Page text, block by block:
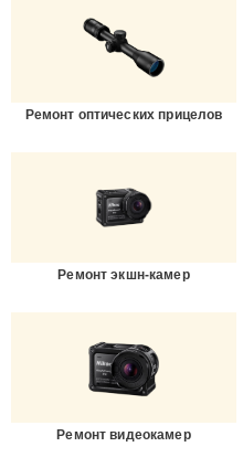
Ремонт оптических прицелов
Ремонт экшн-камер
Ремонт видеокамер